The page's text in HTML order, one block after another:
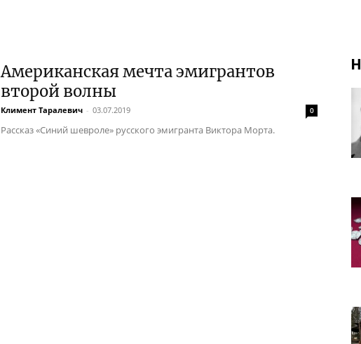
Американская мечта эмигрантов
второй волны
Климент Таралевич - 03.07.2019 0
Рассказ «Синий шевроле» русского эмигранта Виктора Морта.